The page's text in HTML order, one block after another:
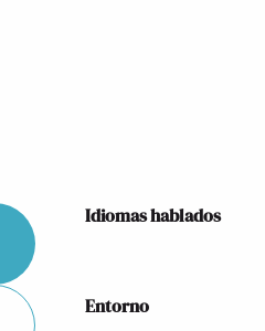
Idiomas hablados
Idiomas hablados
Entorno
Entorno